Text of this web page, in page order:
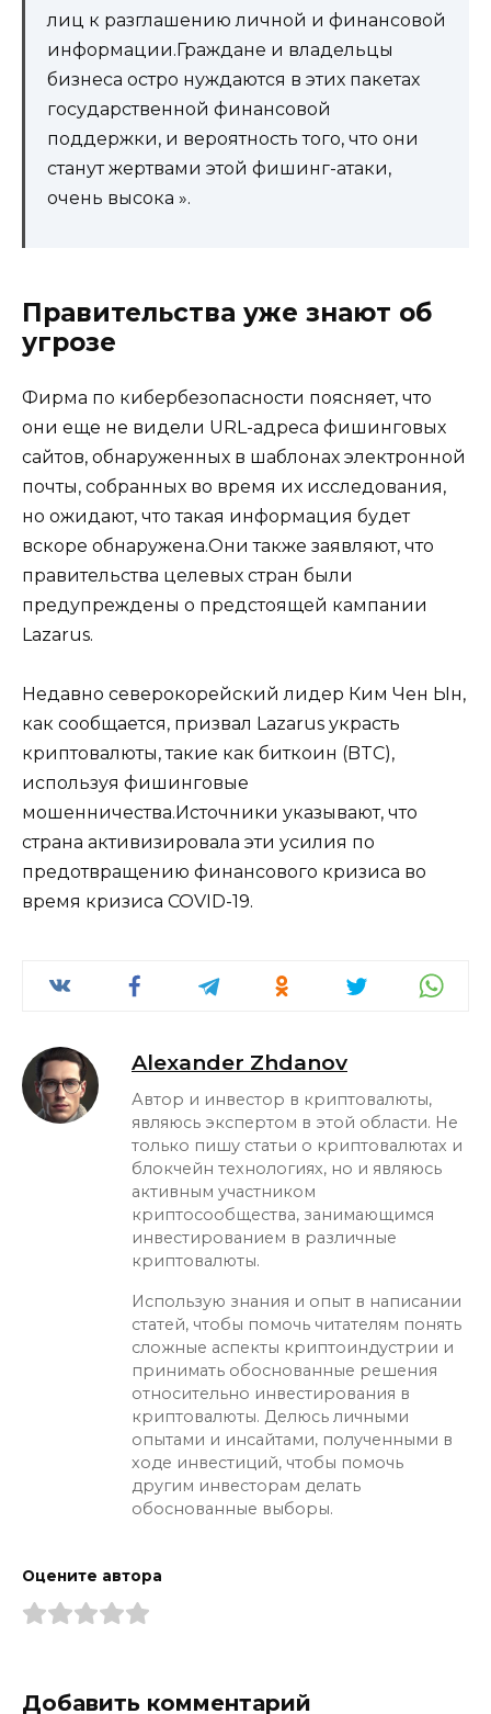
лиц к разглашению личной и финансовой
информации.Граждане и владельцы
бизнеса остро нуждаются в этих пакетах
государственной финансовой
поддержки, и вероятность того, что они
станут жертвами этой фишинг-атаки,
очень высока ».
Правительства уже знают об
угрозе
Фирма по кибербезопасности поясняет, что
они еще не видели URL-адреса фишинговых
сайтов, обнаруженных в шаблонах электронной
почты, собранных во время их исследования,
но ожидают, что такая информация будет
вскоре обнаружена.Они также заявляют, что
правительства целевых стран были
предупреждены о предстоящей кампании
Lazarus.
Недавно северокорейский лидер Ким Чен Ын,
как сообщается, призвал Lazarus украсть
криптовалюты, такие как биткоин (BTC),
используя фишинговые
мошенничества.Источники указывают, что
страна активизировала эти усилия по
предотвращению финансового кризиса во
время кризиса COVID-19.
Alexander Zhdanov
Автор и инвестор в криптовалюты,
являюсь экспертом в этой области. Не
только пишу статьи о криптовалютах и
блокчейн технологиях, но и являюсь
активным участником
криптосообщества, занимающимся
инвестированием в различные
криптовалюты.
Использую знания и опыт в написании
статей, чтобы помочь читателям понять
сложные аспекты криптоиндустрии и
принимать обоснованные решения
относительно инвестирования в
криптовалюты. Делюсь личными
опытами и инсайтами, полученными в
ходе инвестиций, чтобы помочь
другим инвесторам делать
обоснованные выборы.
Оцените автора
Добавить комментарий